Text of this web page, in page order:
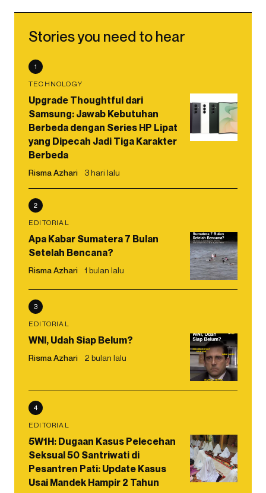
Stories you need to hear
1
TECHNOLOGY
Upgrade Thoughtful dari
Samsung: Jawab Kebutuhan
Berbeda dengan Series HP Lipat
yang Dipecah Jadi Tiga Karakter
Berbeda
Risma Azhari 3 hari lalu
2
EDITORIAL
Apa Kabar Sumatera 7 Bulan
Setelah Bencana?
Risma Azhari 1 bulan lalu
3
EDITORIAL
WNI, Udah Siap Belum?
Risma Azhari 2 bulan lalu
4
EDITORIAL
5W1H: Dugaan Kasus Pelecehan
Seksual 50 Santriwati di
Pesantren Pati: Update Kasus
Usai Mandek Hampir 2 Tahun